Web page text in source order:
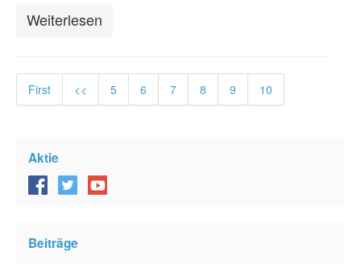
Weiterlesen
First << 5 6 7 8 9 10
Aktie
Beiträge